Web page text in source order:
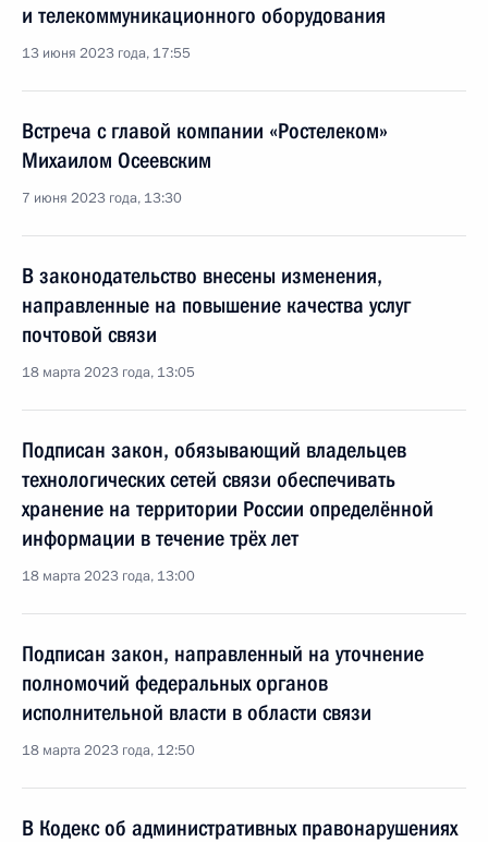
и телекоммуникационного оборудования
13 июня 2023 года, 17:55
Встреча с главой компании «Ростелеком»
Михаилом Осеевским
7 июня 2023 года, 13:30
В законодательство внесены изменения,
направленные на повышение качества услуг
почтовой связи
18 марта 2023 года, 13:05
Подписан закон, обязывающий владельцев
технологических сетей связи обеспечивать
хранение на территории России определённой
информации в течение трёх лет
18 марта 2023 года, 13:00
Подписан закон, направленный на уточнение
полномочий федеральных органов
исполнительной власти в области связи
18 марта 2023 года, 12:50
В Кодекс об административных правонарушениях